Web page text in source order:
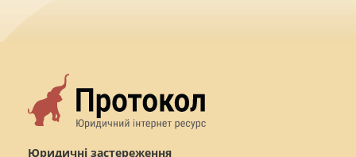
Юридичні застереження